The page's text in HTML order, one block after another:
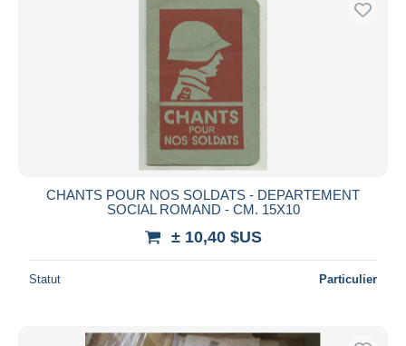
CHANTS POUR NOS SOLDATS - DEPARTEMENT
SOCIAL ROMAND - CM. 15X10
± 10,40 $US
Statut Particulier